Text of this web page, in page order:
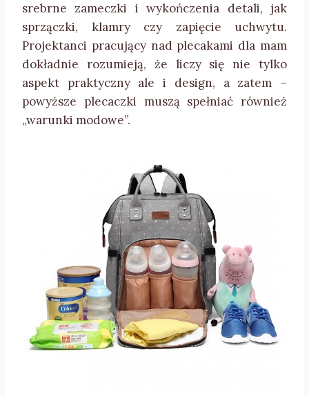
srebrne zameczki i wykończenia detali, jak
sprzączki, klamry czy zapięcie uchwytu.
Projektanci pracujący nad plecakami dla mam
dokładnie rozumieją, że liczy się nie tylko
aspekt praktyczny ale i design, a zatem –
powyższe plecaczki muszą spełniać również
„warunki modowe”.